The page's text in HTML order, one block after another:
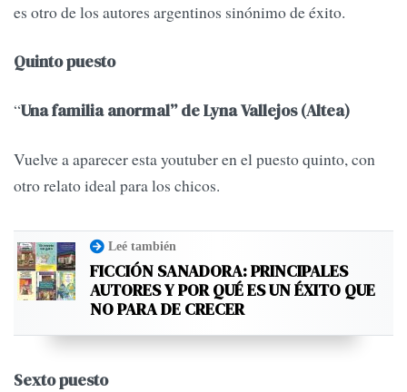
es otro de los autores argentinos sinónimo de éxito.
Quinto puesto
“Una familia anormal” de Lyna Vallejos (Altea)
Vuelve a aparecer esta youtuber en el puesto quinto, con
otro relato ideal para los chicos.
Leé también
FICCIÓN SANADORA: PRINCIPALES
AUTORES Y POR QUÉ ES UN ÉXITO QUE
NO PARA DE CRECER
Sexto puesto